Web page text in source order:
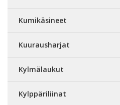
Kumikäsineet
Kuurausharjat
Kylmälaukut
Kylppäriliinat